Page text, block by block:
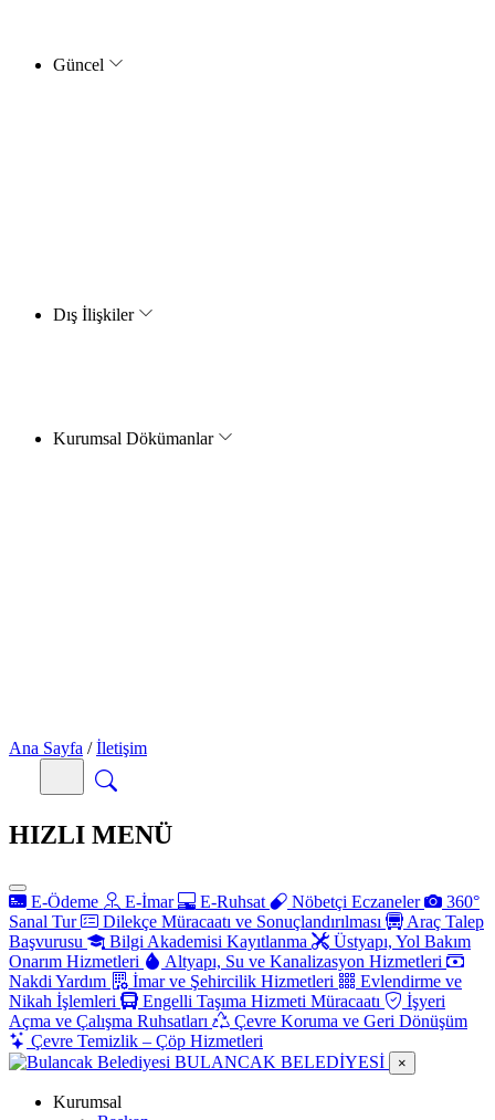
Güncel
Dış İlişkiler
Kurumsal Dökümanlar
Ana Sayfa / İletişim
HIZLI MENÜ
E-Ödeme E-İmar E-Ruhsat Nöbetçi Eczaneler
360°
Sanal Tur
Dilekçe Müracaatı ve Sonuçlandırılması
Araç Talep
Başvurusu
Bilgi Akademisi Kayıtlanma
Üstyapı, Yol Bakım
Onarım Hizmetleri
Altyapı, Su ve Kanalizasyon Hizmetleri
Nakdi Yardım
İmar ve Şehircilik Hizmetleri
Evlendirme ve
Nikah İşlemleri
Engelli Taşıma Hizmeti Müracaatı
İşyeri
Açma ve Çalışma Ruhsatları
Çevre Koruma ve Geri Dönüşüm
Çevre Temizlik – Çöp Hizmetleri
BULANCAK BELEDİYESİ ×
Kurumsal